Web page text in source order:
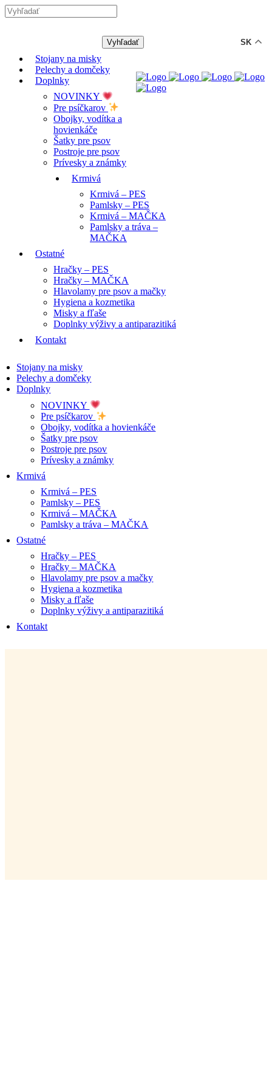
Stojany na misky
Pelechy a domčeky
Doplnky
NOVINKY
Pre psíčkarov
Obojky, vodítka a
hovienkáče
Šatky pre psov
Postroje pre psov
Prívesky a známky
Krmivá
Krmivá – PES
Pamlsky – PES
Krmivá – MAČKA
Pamlsky a tráva –
MAČKA
Ostatné
Hračky – PES
Hračky – MAČKA
Hlavolamy pre psov a mačky
Hygiena a kozmetika
Misky a fľaše
Doplnky výživy a antiparazitiká
Kontakt
Stojany na misky
Pelechy a domčeky
Doplnky
NOVINKY
Pre psíčkarov
Obojky, vodítka a hovienkáče
Šatky pre psov
Postroje pre psov
Prívesky a známky
Krmivá
Krmivá – PES
Pamlsky – PES
Krmivá – MAČKA
Pamlsky a tráva – MAČKA
Ostatné
Hračky – PES
Hračky – MAČKA
Hlavolamy pre psov a mačky
Hygiena a kozmetika
Misky a fľaše
Doplnky výživy a antiparazitiká
Kontakt
SK
-12% ZĽAVA s kódom "LETO12"